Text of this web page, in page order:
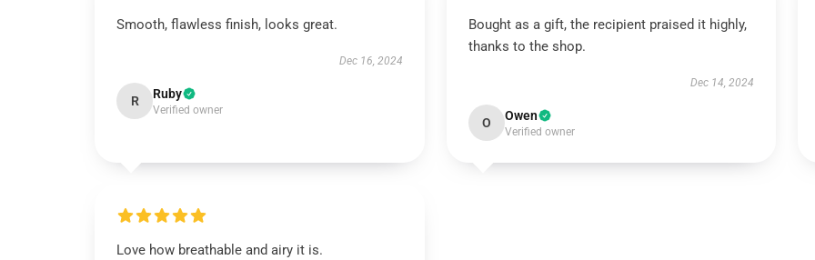
Smooth, flawless finish, looks great.
Dec 16, 2024
R Ruby
Verified owner
Bought as a gift, the recipient praised it highly,
thanks to the shop.
Dec 14, 2024
O Owen
Verified owner
Love how breathable and airy it is.